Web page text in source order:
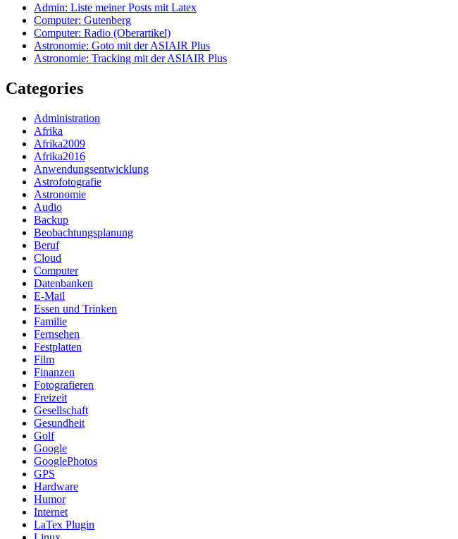
Admin: Liste meiner Posts mit Latex
Computer: Gutenberg
Computer: Radio (Oberartikel)
Astronomie: Goto mit der ASIAIR Plus
Astronomie: Tracking mit der ASIAIR Plus
Categories
Administration
Afrika
Afrika2009
Afrika2016
Anwendungsentwicklung
Astrofotografie
Astronomie
Audio
Backup
Beobachtungsplanung
Beruf
Cloud
Computer
Datenbanken
E-Mail
Essen und Trinken
Familie
Fernsehen
Festplatten
Film
Finanzen
Fotografieren
Freizeit
Gesellschaft
Gesundheit
Golf
Google
GooglePhotos
GPS
Hardware
Humor
Internet
LaTex Plugin